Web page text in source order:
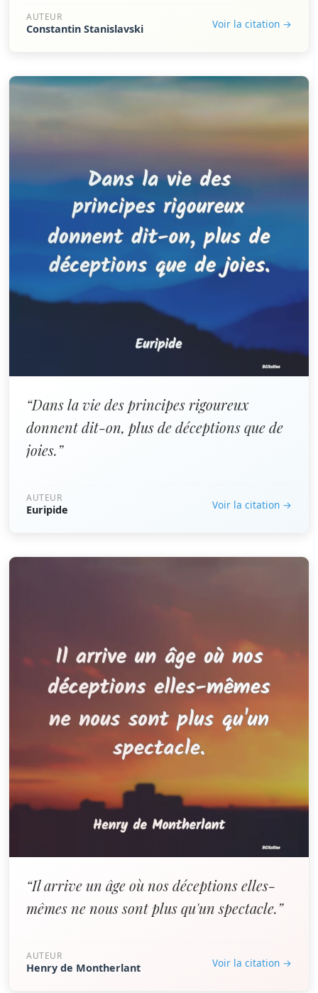
AUTEUR
Constantin Stanislavski Voir la citation →
“Dans la vie des principes rigoureux
donnent dit-on, plus de déceptions que de
joies.”
AUTEUR
Euripide Voir la citation →
“Il arrive un âge où nos déceptions elles-
mêmes ne nous sont plus qu'un spectacle.”
AUTEUR
Henry de Montherlant Voir la citation →